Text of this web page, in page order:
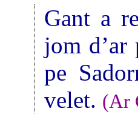
Gant a
jom d’ar
pe
velet. (Ar